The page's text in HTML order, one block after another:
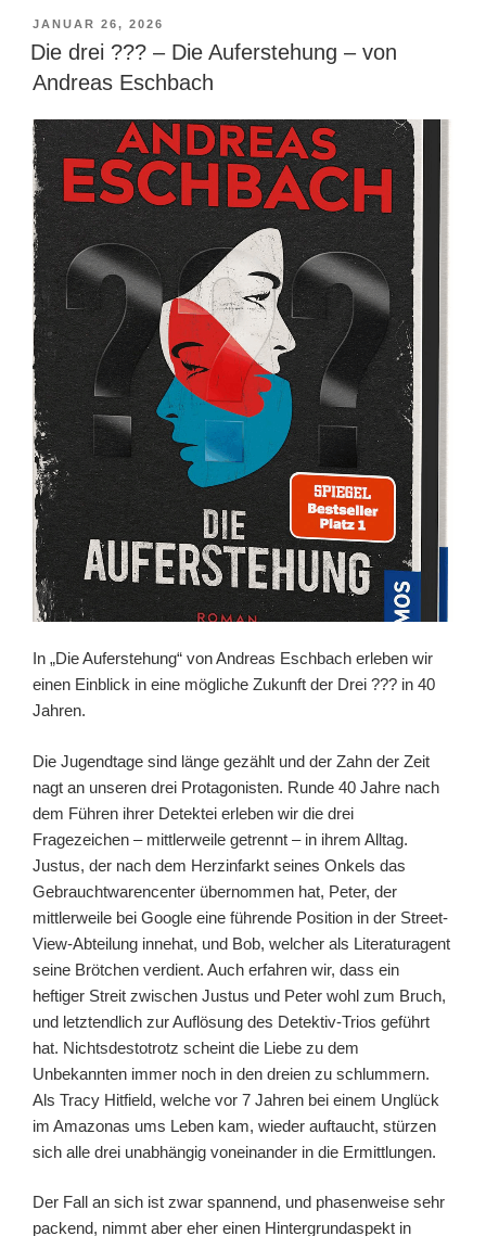
VERÖFFENTLICHT
AM
JANUAR 26, 2026
Die drei ??? – Die Auferstehung – von
Andreas Eschbach
In „Die Auferstehung“ von Andreas Eschbach erleben wir
einen Einblick in eine mögliche Zukunft der Drei ??? in 40
Jahren.
Die Jugendtage sind länge gezählt und der Zahn der Zeit
nagt an unseren drei Protagonisten. Runde 40 Jahre nach
dem Führen ihrer Detektei erleben wir die drei
Fragezeichen – mittlerweile getrennt – in ihrem Alltag.
Justus, der nach dem Herzinfarkt seines Onkels das
Gebrauchtwarencenter übernommen hat, Peter, der
mittlerweile bei Google eine führende Position in der Street-
View-Abteilung innehat, und Bob, welcher als Literaturagent
seine Brötchen verdient. Auch erfahren wir, dass ein
heftiger Streit zwischen Justus und Peter wohl zum Bruch,
und letztendlich zur Auflösung des Detektiv-Trios geführt
hat. Nichtsdestotrotz scheint die Liebe zu dem
Unbekannten immer noch in den dreien zu schlummern.
Als Tracy Hitfield, welche vor 7 Jahren bei einem Unglück
im Amazonas ums Leben kam, wieder auftaucht, stürzen
sich alle drei unabhängig voneinander in die Ermittlungen.
Der Fall an sich ist zwar spannend, und phasenweise sehr
packend, nimmt aber eher einen Hintergrundaspekt in